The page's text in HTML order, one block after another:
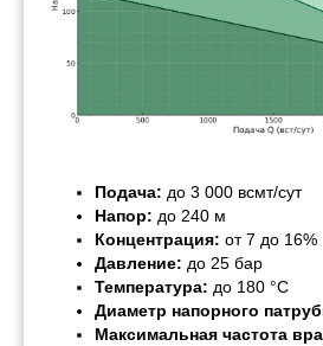
Подача: до 3 000 всмт/сут
Напор: до 240 м
Концентрация: от 7 до 16%
Давление: до 25 бар
Температура: до 180 °C
Диаметр напорного
Максимальная частота